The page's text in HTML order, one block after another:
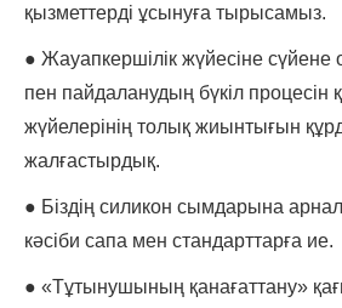
қызметтерді ұсынуға тырысамыз.
● Жауапкершілік жүйесіне сүйене
пен пайдаланудың бүкіл процесін
жүйелерінің толық жиынтығын
жалғастырдық.
● Біздің силикон сымдарына
кәсіби сапа мен стандарттарға ие.
● «Тұтынушының қанағаттану»